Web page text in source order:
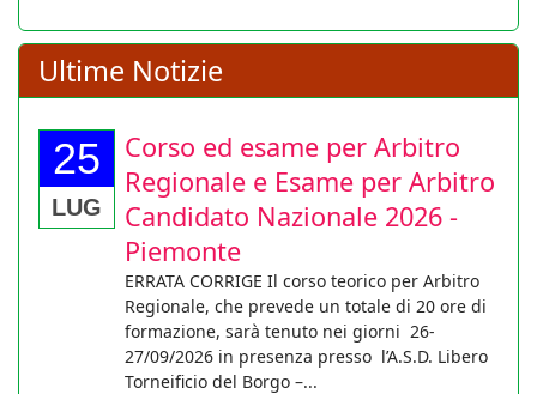
Ultime Notizie
25
LUG
Corso ed esame per Arbitro
Regionale e Esame per Arbitro
Candidato Nazionale 2026 -
Piemonte
ERRATA CORRIGE Il corso teorico per Arbitro
Regionale, che prevede un totale di 20 ore di
formazione, sarà tenuto nei giorni 26-
27/09/2026 in presenza presso l’A.S.D. Libero
Torneificio del Borgo –...